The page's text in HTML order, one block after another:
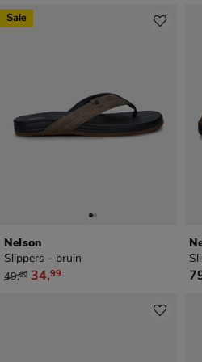
Nelson
Slippers - bruin
van € 49,99 voor € 34,99
49,99 34,99
Sale
€